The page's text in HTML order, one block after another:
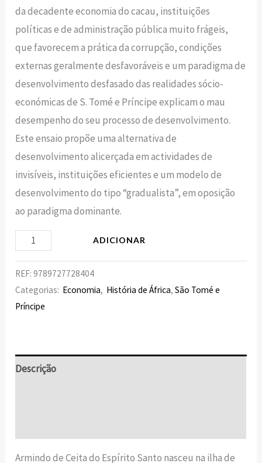
da decadente economia do cacau, instituições
políticas e de administração pública muito frágeis,
que favorecem a prática da corrupção, condições
externas geralmente desfavoráveis e um paradigma de
desenvolvimento desfasado das realidades sócio-
económicas de S. Tomé e Príncipe explicam o mau
desempenho do seu processo de desenvolvimento.
Este ensaio propõe uma alternativa de
desenvolvimento alicerçada em actividades de
invisíveis, instituições eficientes e um modelo de
desenvolvimento do tipo “gradualista”, em oposição
ao paradigma dominante.
ADICIONAR
REF:9789727728404
Categorias: Economia, História de África,São Tomé e
Príncipe
Descrição
Armindo de Ceita do Espírito Santo nasceu na ilha de